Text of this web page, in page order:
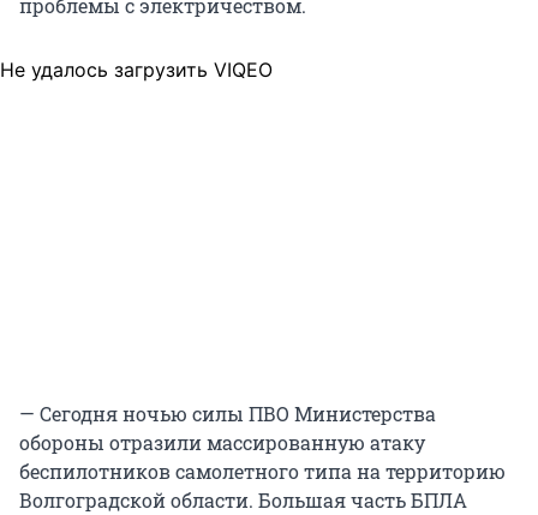
проблемы с электричеством.
Не удалось загрузить VIQEO
— Сегодня ночью силы ПВО Министерства
обороны отразили массированную атаку
беспилотников самолетного типа на территорию
Волгоградской области. Большая часть БПЛА